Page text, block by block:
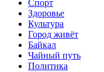
Cпорт
Здоровье
Культура
Город живёт
Байкал
Чайный путь
Политика